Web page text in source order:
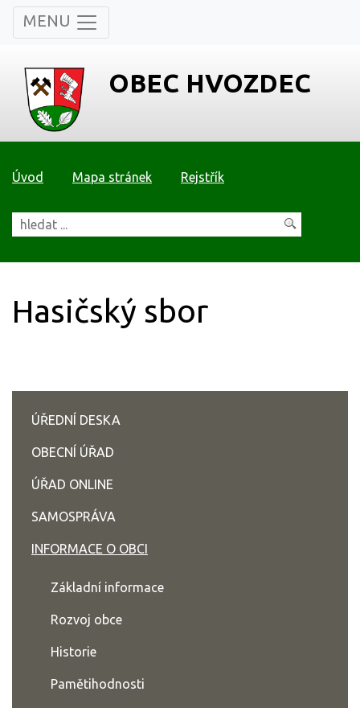
MENU
OBEC HVOZDEC
Úvod Mapa stránek Rejstřík
Hasičský sbor
ÚŘEDNÍ DESKA
OBECNÍ ÚŘAD
ÚŘAD ONLINE
SAMOSPRÁVA
INFORMACE O OBCI
Základní informace
Rozvoj obce
Historie
Pamětihodnosti